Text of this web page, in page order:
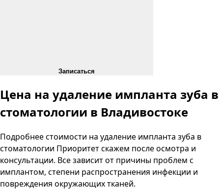
Записаться
Цена на удаление импланта зуба в
стоматологии в Владивостоке
Подробнее стоимости на удаление импланта зуба в
стоматологии Приоритетскажем после осмотра и
консультации. Все зависит от причины проблем с
имплантом, степени распространения инфекции и
повреждения окружающих тканей.